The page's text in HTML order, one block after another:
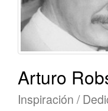
Arturo
Inspiración /